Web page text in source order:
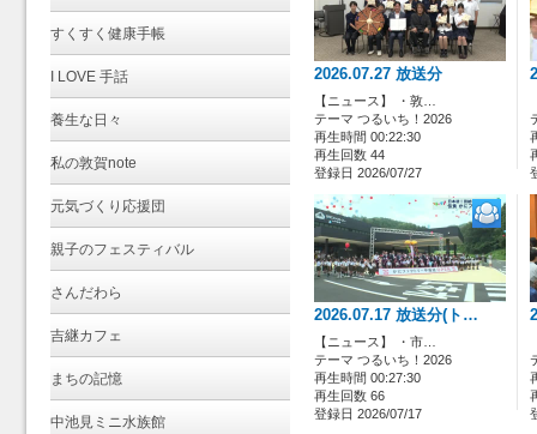
すくすく健康手帳
I LOVE 手話
養生な日々
私の敦賀note
元気づくり応援団
親子のフェスティバル
さんだわら
吉継カフェ
まちの記憶
中池見ミニ水族館
2026.07.27 放送分
【ニュース】 ・敦…
テーマ つるいち！2026
再生時間 00:22:30
再生回数 44
登録日 2026/07/27
2026.07.17 放送分(ト…
【ニュース】 ・市…
テーマ つるいち！2026
再生時間 00:27:30
再生回数 66
登録日 2026/07/17